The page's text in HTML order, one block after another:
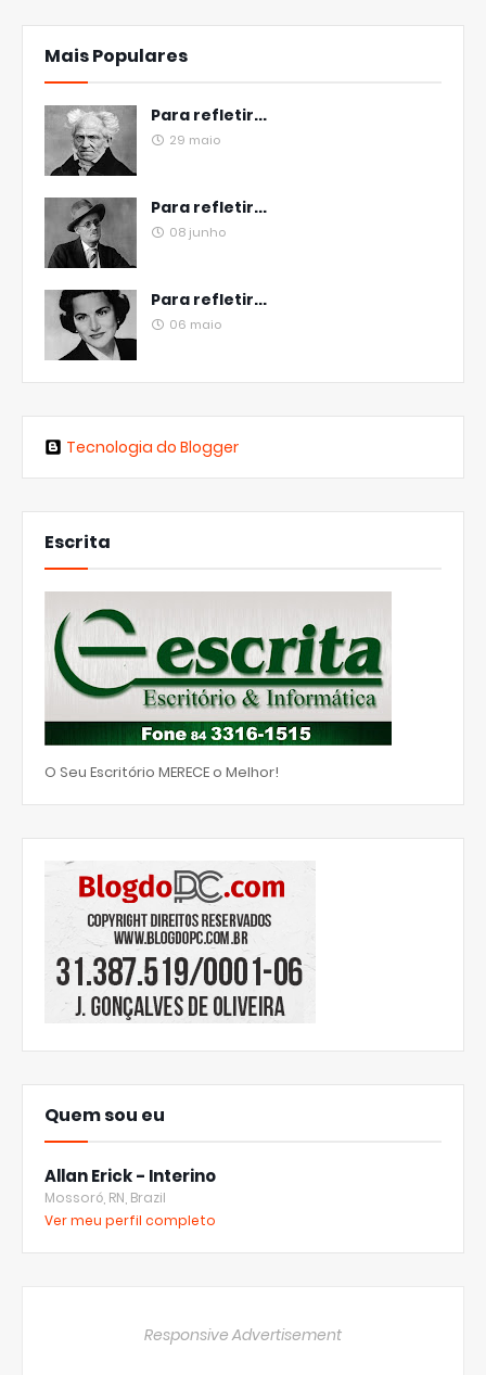
Mais Populares
Para refletir...
29 maio
Para refletir...
08 junho
Para refletir...
06 maio
Tecnologia do Blogger
Escrita
O Seu Escritório MERECE o Melhor!
Quem sou eu
Allan Erick - Interino
Mossoró, RN, Brazil
Ver meu perfil completo
Responsive Advertisement